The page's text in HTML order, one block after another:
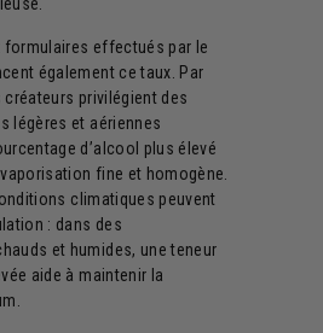
formulaires effectués par le
également ce taux. Par
privilégient des
légères et aériennes
d’alcool plus élevé
fine et homogène.
climatiques peuvent
: dans des
et humides, une teneur
aide à maintenir la